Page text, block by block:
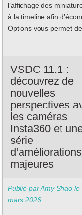
l’affichage des
à la timeline afin
Options vous permet
VSDC 11.1 :
découvrez de
nouvelles
perspectives
les caméras
Insta360 et
série
d’améliorations
majeures
Publié par Amy Shao le
mars 2026